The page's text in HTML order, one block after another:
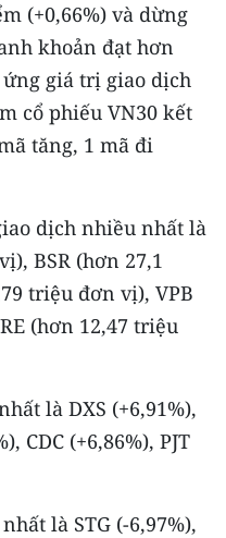
(+0,66%) và dừng
khoản đạt hơn
giá trị giao dịch
cổ phiếu VN30 kết
tăng, 1 mã đi
dịch nhiều nhất là
BSR (hơn 27,1
triệu đơn vị), VPB
(hơn 12,47 triệu
là DXS (+6,91%),
CDC (+6,86%), PJT
là STG (-6,97%),